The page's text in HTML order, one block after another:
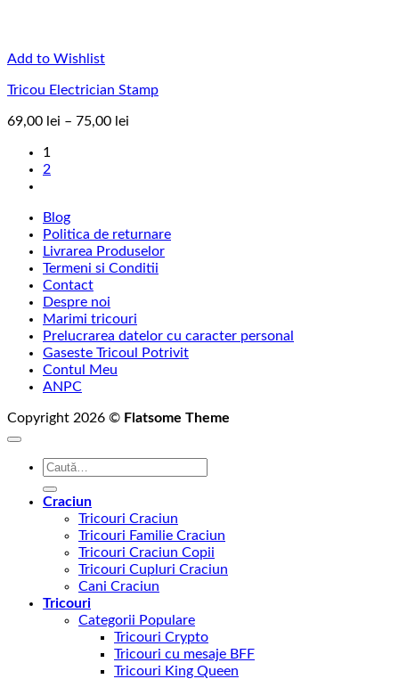
Add to Wishlist
Tricou Electrician Stamp
69,00 lei – 75,00 lei
1
2
Blog
Politica de returnare
Livrarea Produselor
Termeni si Conditii
Contact
Despre noi
Marimi tricouri
Prelucrarea datelor cu caracter personal
Gaseste Tricoul Potrivit
Contul Meu
ANPC
Copyright 2026 © Flatsome Theme
Caută
Craciun
Tricouri Craciun
Tricouri Familie Craciun
Tricouri Craciun Copii
Tricouri Cupluri Craciun
Cani Craciun
Tricouri
Categorii Populare
Tricouri Crypto
Tricouri cu mesaje BFF
Tricouri King Queen